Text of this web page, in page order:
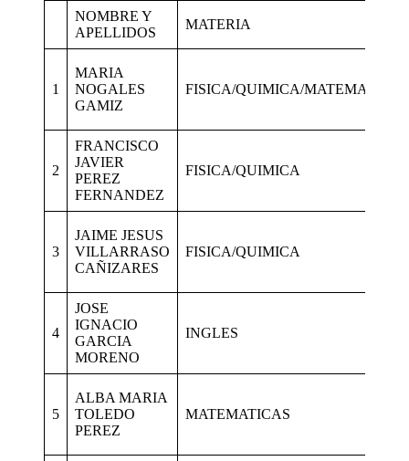
NOMBRE Y
APELLIDOS
MATERIA
1
MARIA
NOGALES
GAMIZ
FISICA/QUIMICA/MATEMATICAS
2
FRANCISCO
JAVIER
PEREZ
FERNANDEZ
FISICA/QUIMICA
3
JAIME JESUS
VILLARRASO
CAÑIZARES
FISICA/QUIMICA
4
JOSE
IGNACIO
GARCIA
MORENO
INGLES
5
ALBA MARIA
TOLEDO
PEREZ
MATEMATICAS